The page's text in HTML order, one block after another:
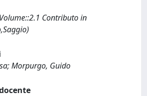
Contributo in
Morpurgo, Guido